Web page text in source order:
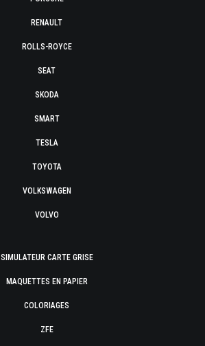
RENAULT
ROLLS-ROYCE
SEAT
SKODA
SMART
TESLA
TOYOTA
VOLKSWAGEN
VOLVO
SIMULATEUR CARTE GRISE
MAQUETTES EN PAPIER
COLORIAGES
ZFE